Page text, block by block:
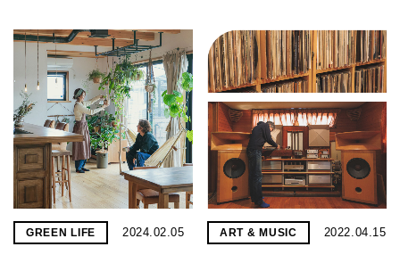
GREEN LIFE 2024.02.05 ART & MUSIC 2022.04.15